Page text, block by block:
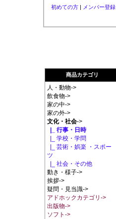
初めての方| メンバー登録
商品カテゴリ
人・動物->
飲食物->
家の中->
家の外->
文化・社会->
|_ 行事・日時
|_ 学校・学問
|_ 芸術・娯楽 ・スポー
ツ
|_ 社会・その他
動き・様子->
挨拶->
疑問・見当識->
アドホックカテゴリ->
出版物->
ソフト->